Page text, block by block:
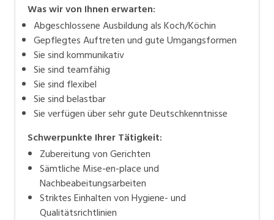
Was wir von Ihnen erwarten:
Abgeschlossene Ausbildung als Koch/Köchin
Gepflegtes Auftreten und gute Umgangsformen
Sie sind kommunikativ
Sie sind teamfähig
Sie sind flexibel
Sie sind belastbar
Sie verfügen über sehr gute Deutschkenntnisse
Schwerpunkte Ihrer Tätigkeit:
Zubereitung von Gerichten
Sämtliche Mise-en-place und
Nachbeabeitungsarbeiten
Striktes Einhalten von Hygiene- und
Qualitätsrichtlinien